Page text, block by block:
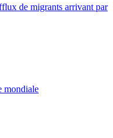
de migrants arrivant par
mondiale